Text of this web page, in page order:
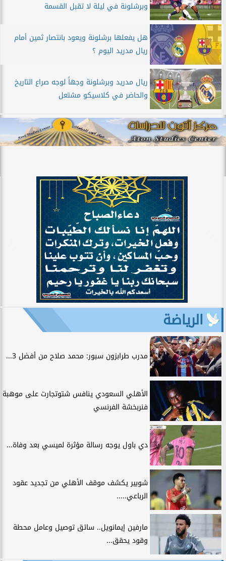
وبرشلونة في ليلة لا تقبل القسمة
هل يفعلها برشلونة ويعود بانتصار ثمين أمام
ريال مدريد اليوم ؟
ريال مدريد وبرشلونة وجهاً لوجه صراع التاريخ
والحاضر في كلاسيكو مشتعل
الرياضة
مدرب طرابزون سبور: محمد صلاح من أفضل 3...
الأهلي السعودي ينافس شتوتجارت على موهبة
فنربخشة الفرنسي
دي باول يوجه رسالة مؤثرة لميسي بعد وفاة...
شوبير يكشف موقف الأهلي من تجديد عقود
الرباعي.....
مارفين إيمانويل.. سائق توصيل وعامل محطة
وقود يحقق...